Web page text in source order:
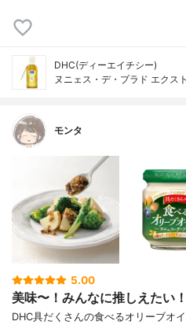
DHC(ディーエイチシー)
ヌニェス・デ・プラド エクス
モンタ
5.00
美味〜！みんなに推しえたい！
DHC具だくさんの食べるオリーブオ